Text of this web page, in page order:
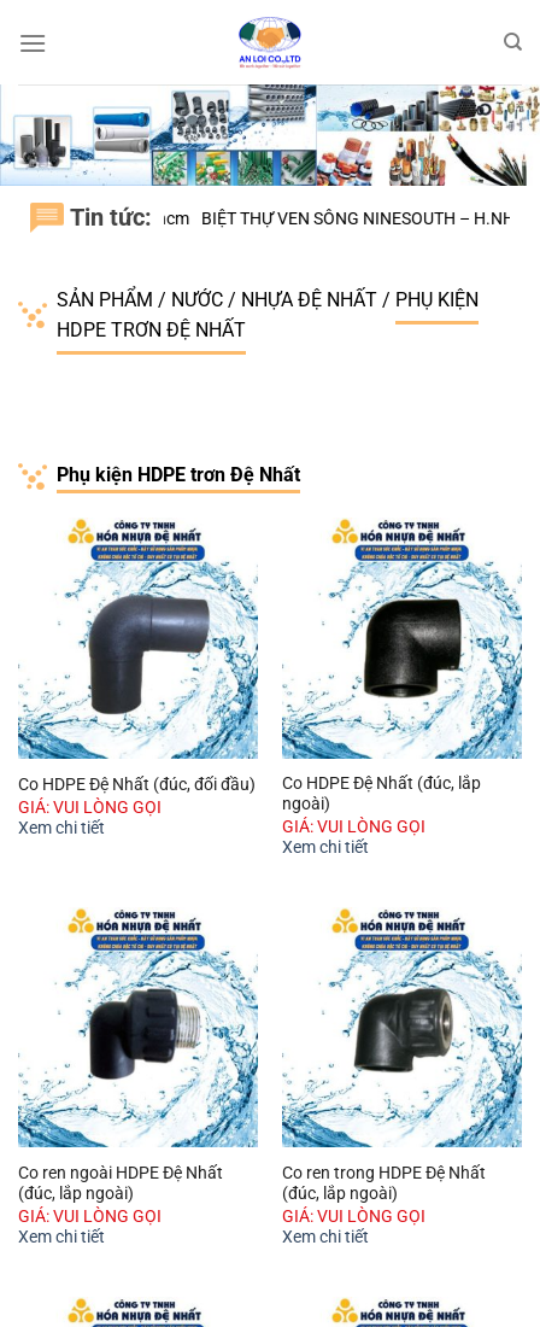
qua
Tin tức:
CHÁNH tphcm BIỆT THỰ VEN SÔNG NINESOUTH – H.NHÀ BÈ
SẢN PHẨM / NƯỚC / NHỰA ĐỆ NHẤT / PHỤ KIỆN
HDPE TRƠN ĐỆ NHẤT
Phụ kiện HDPE trơn Đệ Nhất
Co HDPE Đệ Nhất (đúc, đối đầu)
GIÁ: VUI LÒNG GỌI
Xem chi tiết
Co HDPE Đệ Nhất (đúc, lắp
ngoài)
GIÁ: VUI LÒNG GỌI
Xem chi tiết
Co ren ngoài HDPE Đệ Nhất
(đúc, lắp ngoài)
GIÁ: VUI LÒNG GỌI
Xem chi tiết
Co ren trong HDPE Đệ Nhất
(đúc, lắp ngoài)
GIÁ: VUI LÒNG GỌI
Xem chi tiết